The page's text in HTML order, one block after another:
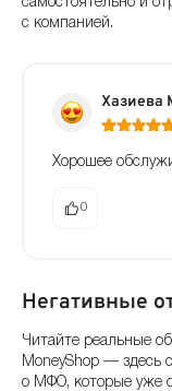
с компанией.
Хазиева
Хорошее
0
Негативные
Читайте реальные
MoneyShop — здесь
о МФО, которые уже